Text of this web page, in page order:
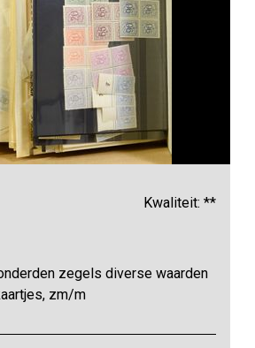
Kwaliteit: **
zegels diverse waarden
zm/m